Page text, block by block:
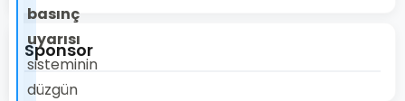
basınç
uyarısı
sisteminin
düzgün
Sponsor